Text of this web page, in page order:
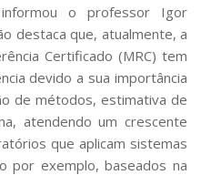
o professor Igor
destaca que, atualmente, a
Certificado (MRC) tem
devido a sua importância
de métodos, estimativa de
atendendo um crescente
que aplicam sistemas
por exemplo, baseados na